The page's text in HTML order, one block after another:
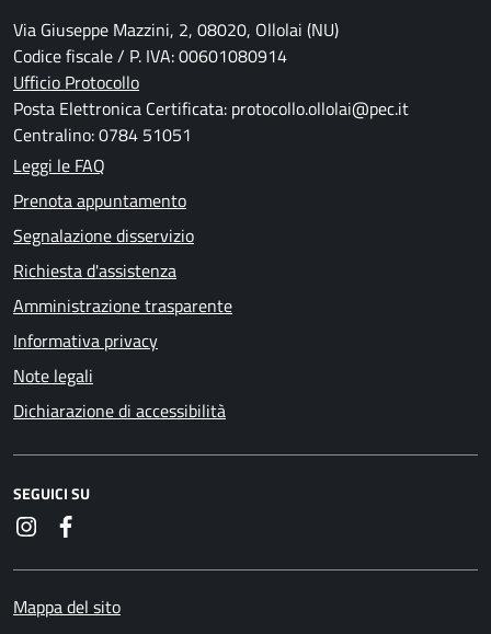
Via Giuseppe Mazzini, 2, 08020, Ollolai (NU)
Codice fiscale / P. IVA: 00601080914
Ufficio Protocollo
Posta Elettronica Certificata: protocollo.ollolai@pec.it
Centralino: 0784 51051
Leggi le FAQ
Prenota appuntamento
Segnalazione disservizio
Richiesta d'assistenza
Amministrazione trasparente
Informativa privacy
Note legali
Dichiarazione di accessibilità
SEGUICI SU
Instagram
Mappa del sito